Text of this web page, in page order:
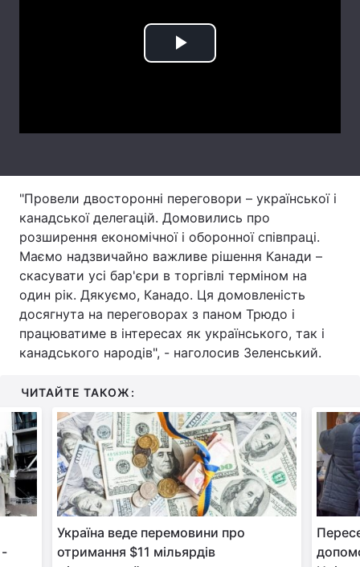
Контакти
Послуги
Play
"Провели двосторонні переговори – української і
канадської делегацій. Домовились про
розширення економічної і оборонної співпраці.
Маємо надзвичайно важливе рішення Канади –
скасувати усі бар'єри в торгівлі терміном на
один рік. Дякуємо, Канадо. Ця домовленість
досягнута на переговорах з паном Трюдо і
працюватиме в інтересах як українського, так і
канадського народів", - наголосив Зеленський.
ЧИТАЙТЕ ТАКОЖ:
-
Україна веде перемовини про
отримання $11 мільярдів